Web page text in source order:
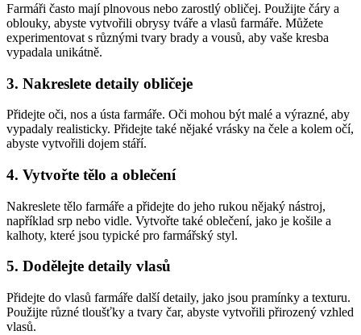
Farmáři často mají plnovous nebo zarostlý obličej. Použijte čáry a
oblouky, abyste vytvořili obrysy tváře a vlasů farmáře. Můžete
experimentovat s různými tvary brady a vousů, aby vaše kresba
vypadala unikátně.
3. Nakreslete detaily obličeje
Přidejte oči, nos a ústa farmáře. Oči mohou být malé a výrazné, aby
vypadaly realisticky. Přidejte také nějaké vrásky na čele a kolem očí,
abyste vytvořili dojem stáří.
4. Vytvořte tělo a oblečení
Nakreslete tělo farmáře a přidejte do jeho rukou nějaký nástroj,
například srp nebo vidle. Vytvořte také oblečení, jako je košile a
kalhoty, které jsou typické pro farmářský styl.
5. Dodělejte detaily vlasů
Přidejte do vlasů farmáře další detaily, jako jsou pramínky a texturu.
Použijte různé tloušťky a tvary čar, abyste vytvořili přirozený vzhled
vlasů.